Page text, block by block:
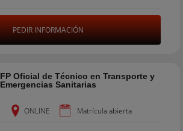
PEDIR INFORMACIÓN
FP Oficial de Técnico en Transporte y
Emergencias Sanitarias
ONLINE Matrícula abierta